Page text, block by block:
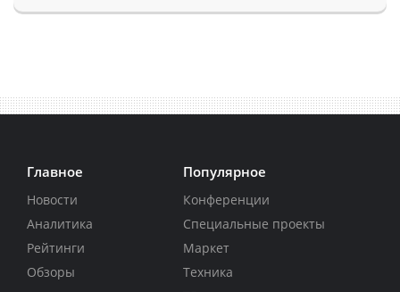
Главное
Новости
Аналитика
Рейтинги
Обзоры
Популярное
Конференции
Специальные проекты
Маркет
Техника